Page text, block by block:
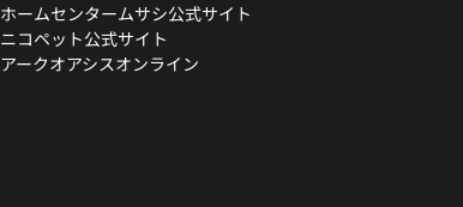
ホームセンタームサシ公式サイト
ニコペット公式サイト
アークオアシスオンライン